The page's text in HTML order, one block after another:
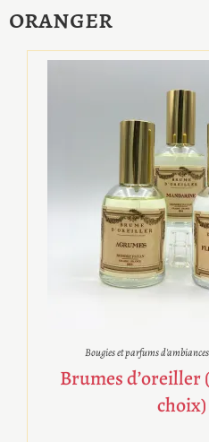
oranger
Bougies et parfums d'ambiances
Brumes d’oreiller
choix)